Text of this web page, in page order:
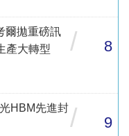
爾拋重磅訊
產大轉型
/ 8
HBM先進封/ 9